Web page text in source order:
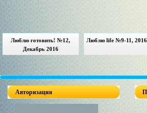
Люблю готовить! №12,
Декабрь 2016
Люблю life №9-11, 2016
Авторизация